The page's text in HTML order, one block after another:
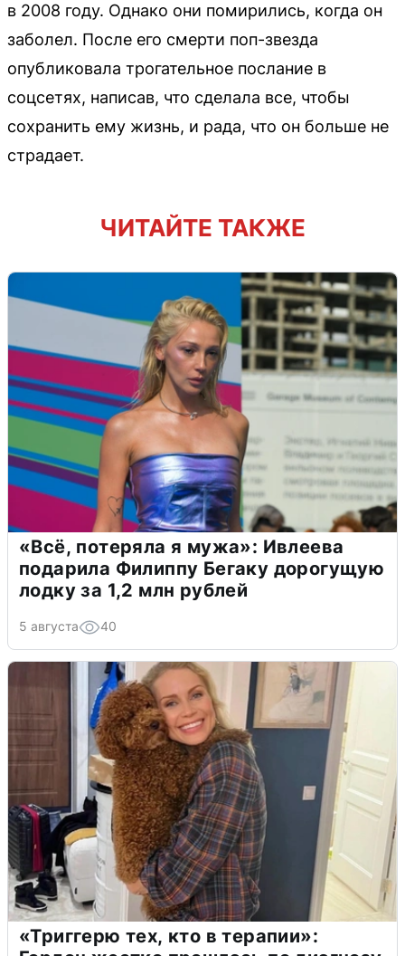
в 2008 году. Однако они помирились, когда он
заболел. После его смерти поп-звезда
опубликовала трогательное послание в
соцсетях, написав, что сделала все, чтобы
сохранить ему жизнь, и рада, что он больше не
страдает.
ЧИТАЙТЕ ТАКЖЕ
«Всё, потеряла я мужа»: Ивлеева
подарила Филиппу Бегаку дорогущую
лодку за 1,2 млн рублей
5 августа 40
«Триггерю тех, кто в терапии»: